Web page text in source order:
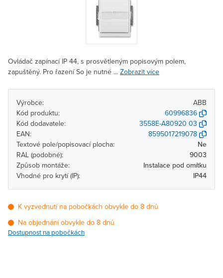
Ovládač zapínací IP 44, s prosvětleným popisovým polem,
zapuštěný. Pro řazení So je nutné ... Zobrazit více
Výrobce:
ABB
Kód produktu:
60996836
Kód dodavatele:
3558E-A80920 03
EAN:
8595017219078
Textové pole/popisovací plocha:
Ne
RAL (podobné):
9003
Způsob montáže:
Instalace pod omítku
Vhodné pro krytí (IP):
IP44
K vyzvednutí na pobočkách obvykle do 8 dnů
Na objednání obvykle do 8 dnů
Dostupnost na pobočkách